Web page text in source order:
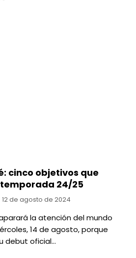
cinco objetivos que
24/25
12 de agosto de 2024
la atención del mundo
14 de agosto, porque
debut oficial…